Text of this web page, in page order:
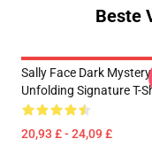
Beste
Sally Face Dark Mystery
Unfolding Signature T-
20,93 £ - 24,09 £